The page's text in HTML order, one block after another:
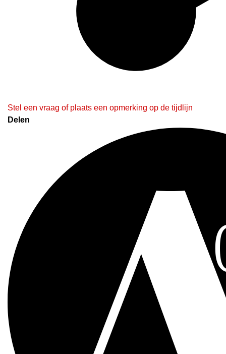
Stel een vraag of plaats een opmerking op de tijdlijn
Delen